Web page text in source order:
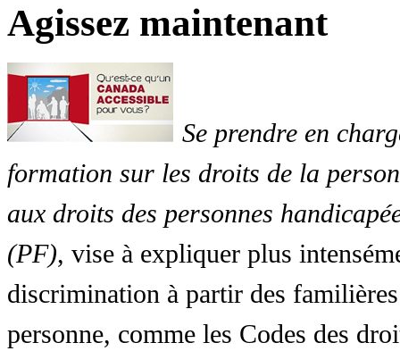
Agissez maintenant
Se prendre en
formation sur les droits de la
aux droits des personnes
(PF), vise à expliquer plus
discrimination à partir des
personne, comme les Codes des